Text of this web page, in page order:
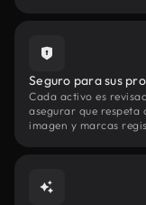
Seguro para sus
Cada activo es
asegurar que respeta
imagen y marcas